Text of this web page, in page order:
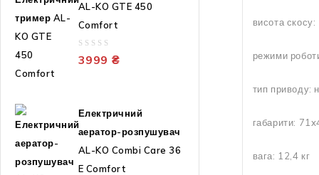
висота
режими
тип приводу:
габарити:
вага: 12,4 кг
AL-KO GTE 450
Comfort
0
3999 ₴
Електричний
аератор-розпушувач
AL-KO Combi Care 36
E Comfort